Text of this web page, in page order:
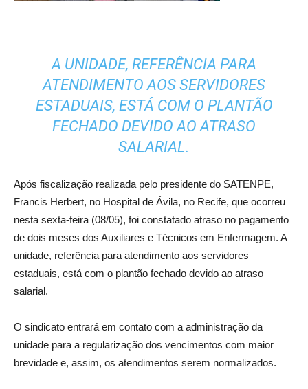
A UNIDADE, REFERÊNCIA PARA
ATENDIMENTO AOS SERVIDORES
ESTADUAIS, ESTÁ COM O PLANTÃO
FECHADO DEVIDO AO ATRASO
SALARIAL.
Após fiscalização realizada pelo presidente do SATENPE,
Francis Herbert, no Hospital de Ávila, no Recife, que ocorreu
nesta sexta-feira (08/05), foi constatado atraso no pagamento
de dois meses dos Auxiliares e Técnicos em Enfermagem. A
unidade, referência para atendimento aos servidores
estaduais, está com o plantão fechado devido ao atraso
salarial.
O sindicato entrará em contato com a administração da
unidade para a regularização dos vencimentos com maior
brevidade e, assim, os atendimentos serem normalizados.